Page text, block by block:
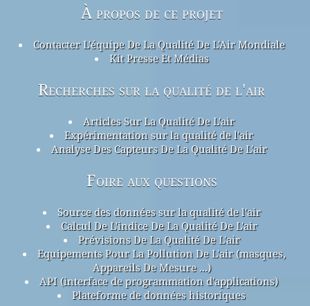
À propos de ce projet
Contacter L'équipe De La Qualité De L'Air Mondiale
Kit Presse Et Médias
Recherches sur la qualité de l'air
Articles Sur La Qualité De L'air
Expérimentation sur la qualité de l'air
Analyse Des Capteurs De La Qualité De L'air
Foire aux questions
Source des données sur la qualité de l'air
Calcul De L'indice De La Qualité De L'air
Prévisions De La Qualité De L'air
Equipements Pour La Pollution De L'air (masques,
Appareils De Mesure ...)
API (interface de programmation d'applications)
Plateforme de données historiques